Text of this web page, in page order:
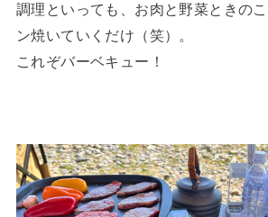
調理といっても、お肉と野菜ときの
ン焼いていくだけ（笑）。
これぞバーベキュー！